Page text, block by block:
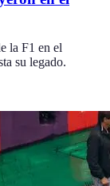
la F1 en el
su legado.